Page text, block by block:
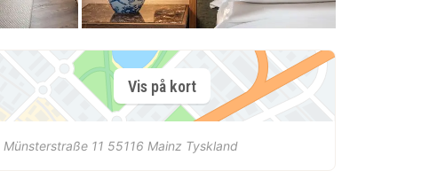
Vis på kort
Münsterstraße 11 55116 Mainz Tyskland